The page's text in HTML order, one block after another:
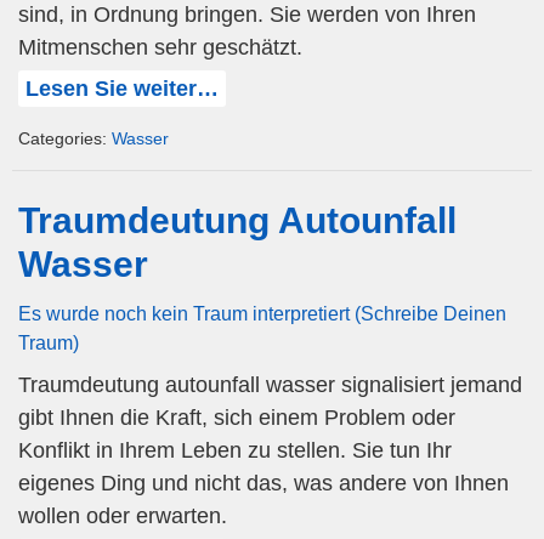
sind, in Ordnung bringen. Sie werden von Ihren
Mitmenschen sehr geschätzt.
Lesen Sie weiter…
Categories: Wasser
Traumdeutung Autounfall
Wasser
Es wurde noch kein Traum interpretiert (Schreibe Deinen
Traum)
Traumdeutung autounfall wasser signalisiert jemand
gibt Ihnen die Kraft, sich einem Problem oder
Konflikt in Ihrem Leben zu stellen. Sie tun Ihr
eigenes Ding und nicht das, was andere von Ihnen
wollen oder erwarten.